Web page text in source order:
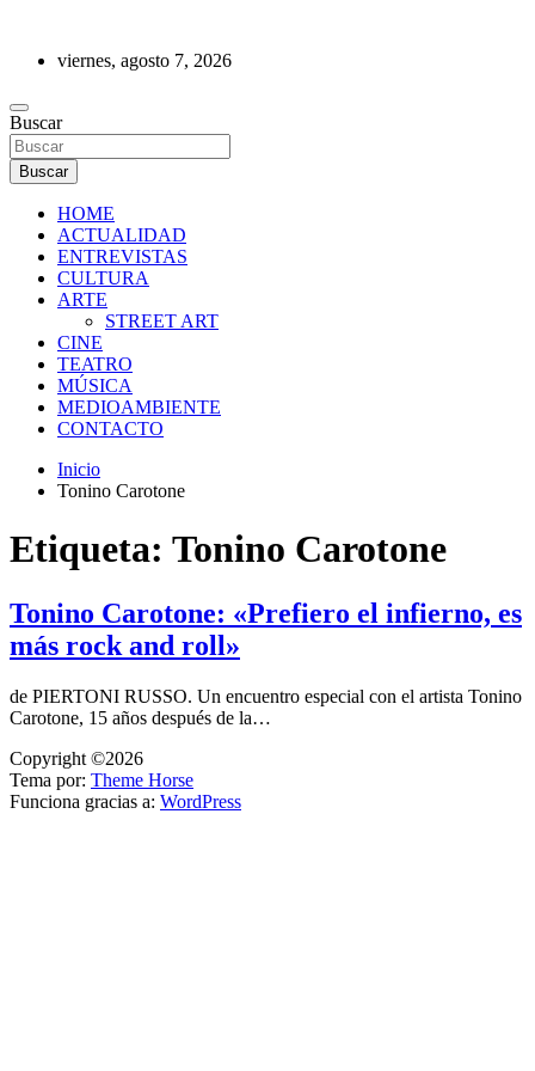
contenidoviernes, agosto 7, 2026
REVISTA DE PRENSA
Buscar
Buscar
HOME
ACTUALIDAD
ENTREVISTAS
CULTURA
ARTE
STREET ART
CINE
TEATRO
MÚSICA
MEDIOAMBIENTE
CONTACTO
Inicio
Tonino Carotone
Etiqueta: Tonino Carotone
Tonino Carotone: «Prefiero el infierno, es
más rock and roll»
de PIERTONI RUSSO. Un encuentro especial con el artista Tonino
Carotone, 15 años después de la…
Copyright ©2026
Tema por: Theme Horse
Funciona gracias a: WordPress